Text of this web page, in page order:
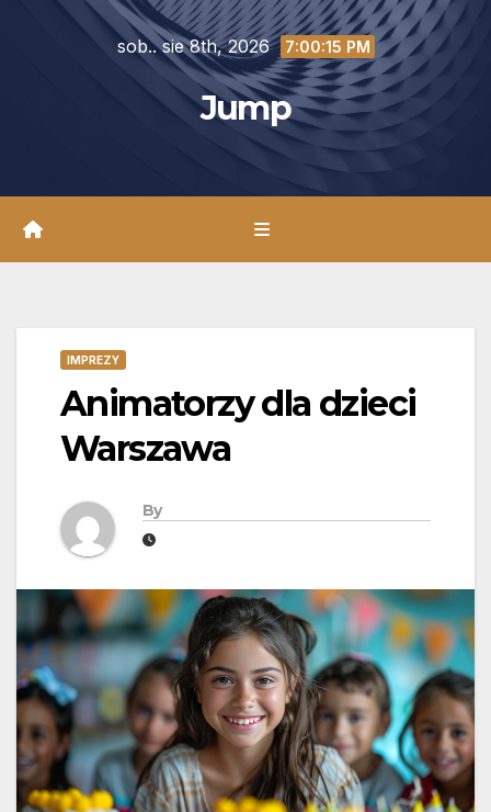
sob.. sie 8th, 2026 7:00:16 PM
Jump
IMPREZY
Animatorzy dla dzieci
Warszawa
By